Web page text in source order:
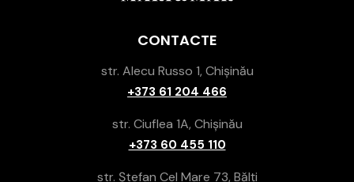
CONTACTE
str. Alecu Russo 1, Chișinău
+373 61 204 466
str. Ciuflea 1A, Chișinău
+373 60 455 110
str. Ștefan Cel Mare 73, Bălți